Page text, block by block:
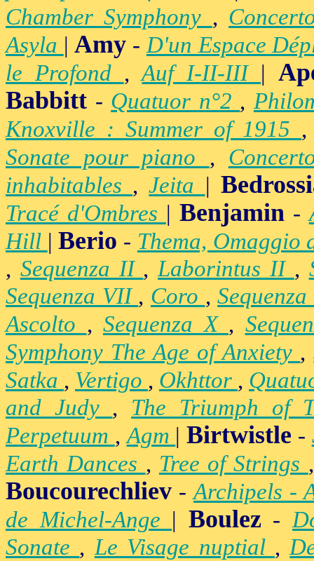
Chamber Symphony ,
Asyla |Amy -D'un Espace
le Profond ,Auf I-II-III |
Babbitt - Quatuor n°2 ,
Knoxville : Summer of 1915
Sonate pour piano ,
inhabitables ,Jeita |
Tracé d'Ombres | Benjamin-
Hill |Berio - Thema, Omaggio
, Sequenza II ,Laborintus II ,
Sequenza VII , Coro ,
Ascolto , Sequenza X ,
Symphony The Age of Anxiety ,
Satka , Vertigo , Okhttor ,
and Judy , The Triumph of
Perpetuum ,Agm |Birtwistle -
Earth Dances , Tree of Strings
Boucourechliev -Archipels -
de Michel-Ange | Boulez-
Sonate ,Le Visage nuptial ,